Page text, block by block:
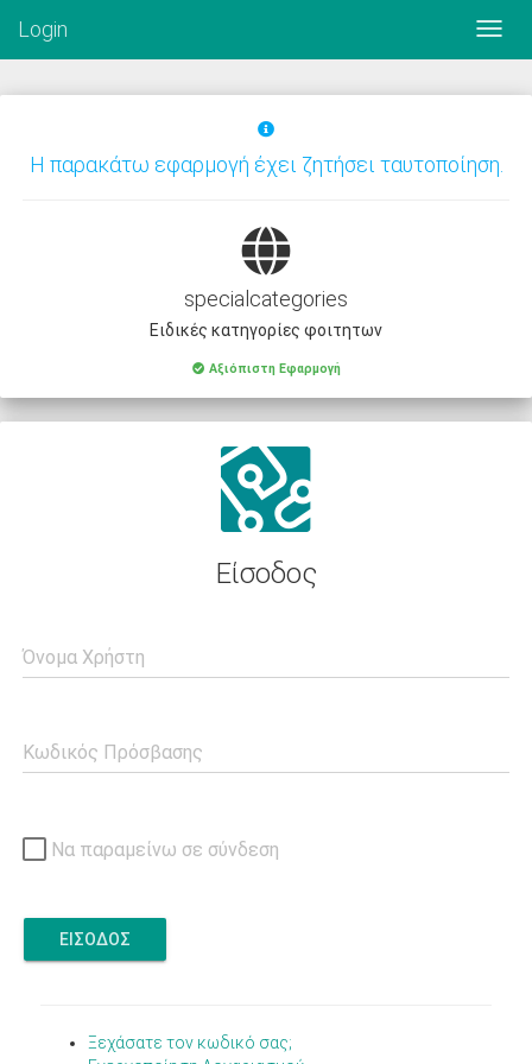
Login
Η παρακάτω εφαρμογή έχει ζητήσει ταυτοποίηση.
specialcategories
Ειδικές κατηγορίες φοιτητων
Αξιόπιστη Εφαρμογή
Είσοδος
Όνομα Χρήστη
Κωδικός Πρόσβασης
Να παραμείνω σε σύνδεση
ΕΙΣΟΔΟΣ
Ξεχάσατε τον κωδικό σας;